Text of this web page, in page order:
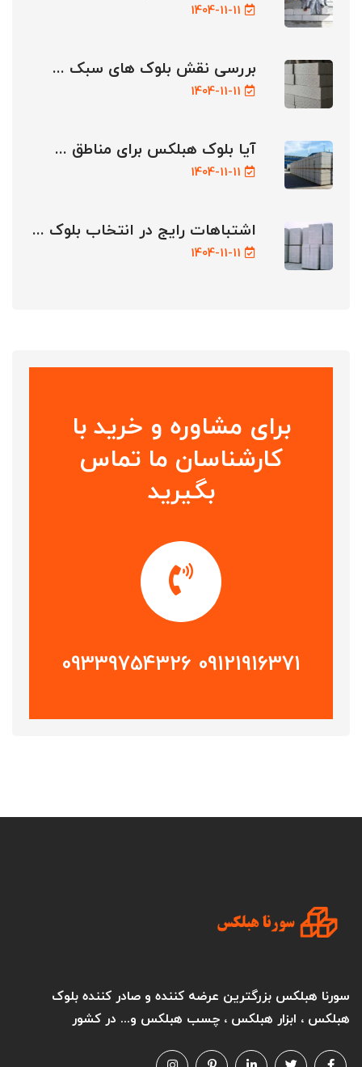
1404-11-11
بررسی نقش بلوک های سبک ...
1404-11-11
آیا بلوک هبلکس برای مناطق ...
1404-11-11
اشتباهات رایج در انتخاب بلوک ...
1404-11-11
برای مشاوره و خرید با
کارشناسان ما تماس
بگیرید
09121916371 09339754326
سورنا هبلکس بزرگترین عرضه کننده و صادر کننده بلوک
هبلکس ، ابزار هبلکس ، چسب هبلکس و... در کشور